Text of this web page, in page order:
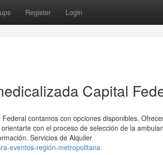
Register Login
Capital
contamos con opciones disponibles.
con el proceso de selección de la
Servicios de Alquiler
eventos-región-metropolitana